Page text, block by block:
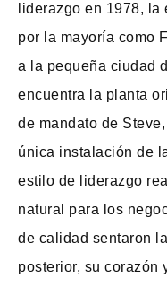
liderazgo en 1978,
por la mayoría como
a la pequeña ciudad
encuentra la planta
de mandato de
única instalación de
estilo de liderazgo
natural para los
de calidad sentaron
posterior, su corazón